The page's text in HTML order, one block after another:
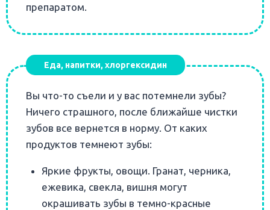
препаратом.
Еда, напитки, хлоргексидин
Вы что-то съели и у вас потемнели зубы?
Ничего страшного, после ближайше чистки
зубов все вернется в норму. От каких
продуктов темнеют зубы:
Яркие фрукты, овощи. Гранат, черника,
ежевика, свекла, вишня могут
окрашивать зубы в темно-красные